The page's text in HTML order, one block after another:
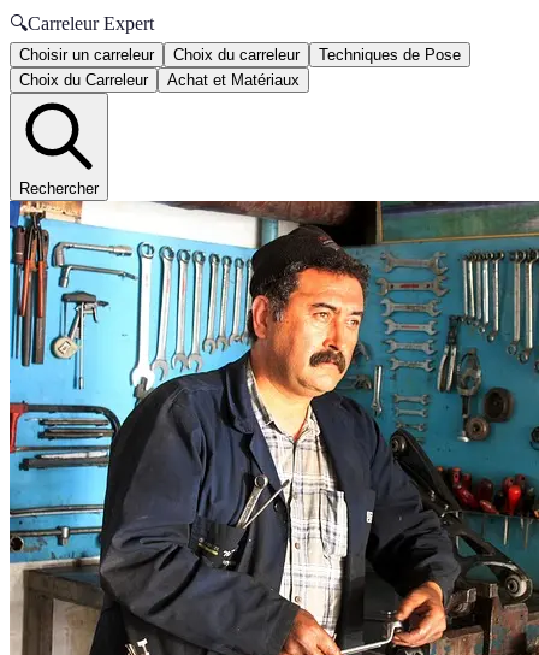
🔍Carreleur Expert
Choisir un carreleur Choix du carreleur
Techniques de Pose
Choix du Carreleur
Achat et Matériaux
Rechercher